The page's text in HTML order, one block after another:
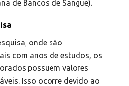
de Bancos de Sangue).
onde são
com anos de estudos, os
possuem valores
Isso ocorre devido ao